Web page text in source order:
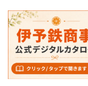
衣類
雑貨